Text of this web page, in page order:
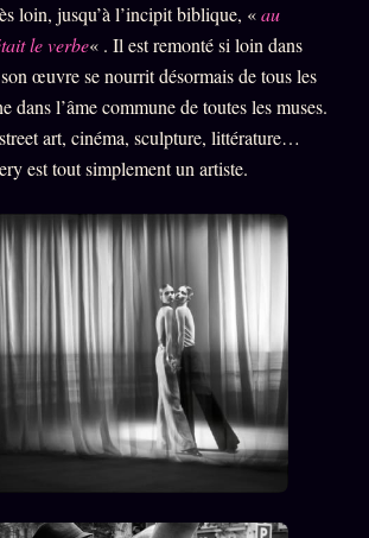
Sonore
du Jour
TRILOGIE + 2
loin, jusqu’à l’incipit biblique, «au
le verbe« . Il est remonté si loin dans
œuvre se nourrit désormais de tous les
dans l’âme commune de toutes les muses.
art, cinéma, sculpture, littérature…
est tout simplement un artiste.